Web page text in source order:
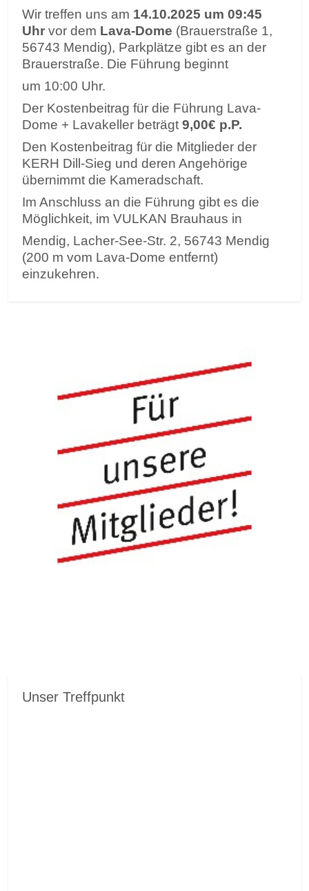
Wir treffen uns am 14.10.2025 um 09:45
Uhr vor dem Lava-Dome (Brauerstraße 1,
56743 Mendig), Parkplätze gibt es an der
Brauerstraße. Die Führung beginnt
um 10:00 Uhr.
Der Kostenbeitrag für die Führung Lava-
Dome + Lavakeller beträgt 9,00€ p.P.
Den Kostenbeitrag für die Mitglieder der
KERH Dill-Sieg und deren Angehörige
übernimmt die Kameradschaft.
Im Anschluss an die Führung gibt es die
Möglichkeit, im VULKAN Brauhaus in
Mendig, Lacher-See-Str. 2, 56743 Mendig
(200 m vom Lava-Dome entfernt)
einzukehren.
Unser Treffpunkt